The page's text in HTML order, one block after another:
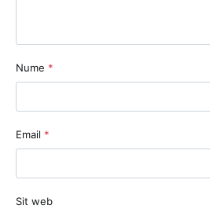
Nume *
Email *
Sit web